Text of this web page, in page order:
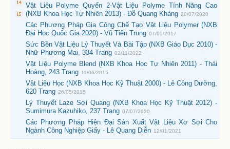
Vật Liệu Polyme Quyển 2-Vật Liệu Polyme Tính Năng Cao
(NXB Khoa Học Tự Nhiên 2013) - Đỗ Quang Kháng 20/07/2020
Các Phương Pháp Gia Công Chế Tạo Vật Liệu Polymer (NXB
Đại Học Quốc Gia 2020) - Vũ Tiến Trung 07/05/2017
Sức Bền Vật Liệu Lý Thuyết Và Bài Tập (NXB Giáo Dục 2010) -
Nhữ Phương Mai, 334 Trang 02/11/2022
Vật Liệu Polyme Blend (NXB Khoa Học Tự Nhiên 2011) - Thái
Hoàng, 243 Trang 11/06/2015
Vật Liệu Học (NXB Khoa Học Kỹ Thuật 2000) - Lê Công Dưỡng,
620 Trang 26/05/2015
Lý Thuyết Laze Sợi Quang (NXB Khoa Học Kỹ Thuật 2012) -
Sumimura Kazuhiko, 237 Trang 07/07/2020
Các Phương Pháp Hiện Đại Sản Xuất Vật Liệu Xơ Sợi Cho
Ngành Công Nghiệp Giấy - Lê Quang Diễn 12/01/2021